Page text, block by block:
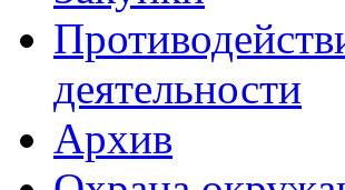
деятельности
Архив